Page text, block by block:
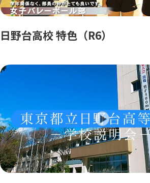
日野台高校 特色（R6）